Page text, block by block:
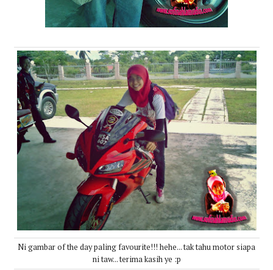
Ni gambar of the day paling favourite!!! hehe... tak tahu motor siapa
ni taw... terima kasih ye :p